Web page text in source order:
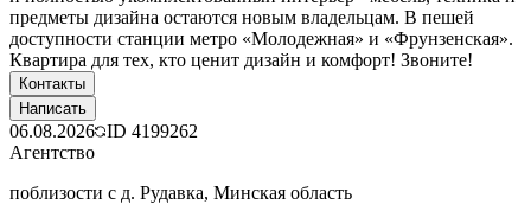
предметы дизайна остаются новым владельцам. В пешей
доступности станции метро «Молодежная» и «Фрунзенская».
Квартира для тех, кто ценит дизайн и комфорт! Звоните!
Контакты
Написать
06.08.2026 ID 4199262
Агентство
поблизости с д. Рудавка, Минская область